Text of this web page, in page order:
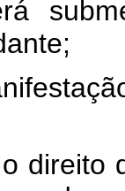
direito